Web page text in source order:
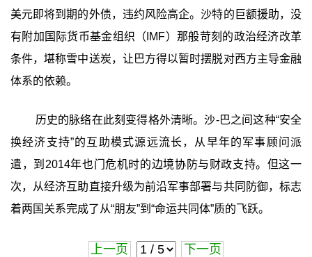
美元即将到期的外债，违约风险高企。沙特的巨额援助，没
有附加国际货币基金组织（IMF）那般苛刻的政治经济改革
条件，堪称雪中送炭，让巴方得以暂时摆脱对西方主导金融
体系的依赖。
历史的脉络在此刻变得格外清晰。沙-巴之间这种“安全
换经济支持”的互助模式源远流长，从早年的军事顾问派
遣，到2014年也门危机时的边境协防与财政支持。但这一
次，从经济互助直接升级为前沿军事部署与共同防御，标志
着两国关系完成了从“朋友”到“命运共同体”质的飞跃。
上一页 下一页